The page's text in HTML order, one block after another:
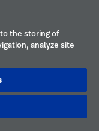
to the storing of
analyze site